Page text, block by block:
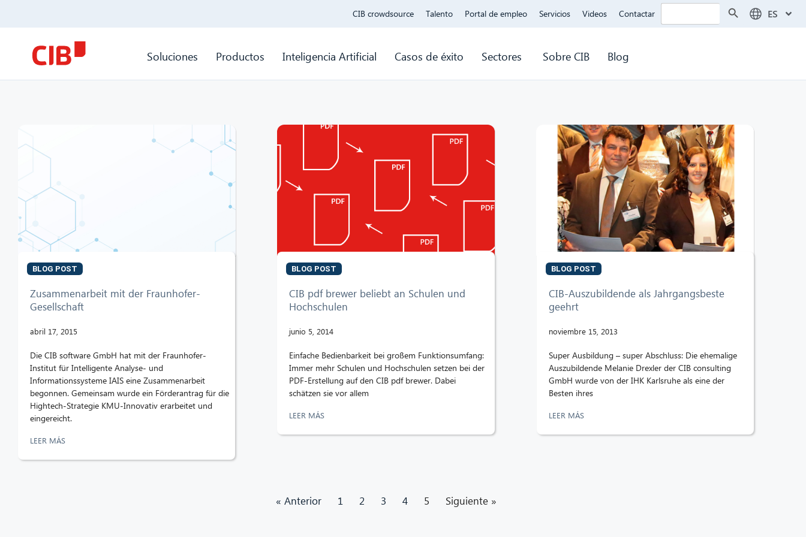
CIB crowdsource Talento Portal de empleo Servicios Videos Contactar Buscar: ES
Soluciones Productos Inteligencia Artificial Casos de éxito Sectores Sobre CIB Blog
BLOG POST
Zusammenarbeit mit der Fraunhofer-
Gesellschaft
abril 17, 2015
Die CIB software GmbH hat mit der Fraunhofer-
Institut für Intelligente Analyse- und
Informationssysteme IAIS eine Zusammenarbeit
begonnen. Gemeinsam wurde ein Förderantrag für die
Hightech-Strategie KMU-Innovativ erarbeitet und
eingereicht.
LEER MÁS
BLOG POST
CIB pdf brewer beliebt an Schulen und
Hochschulen
junio 5, 2014
Einfache Bedienbarkeit bei großem Funktionsumfang:
Immer mehr Schulen und Hochschulen setzen bei der
PDF-Erstellung auf den CIB pdf brewer. Dabei
schätzen sie vor allem
LEER MÁS
BLOG POST
CIB-Auszubildende als Jahrgangsbeste
geehrt
noviembre 15, 2013
Super Ausbildung – super Abschluss: Die ehemalige
Auszubildende Melanie Drexler der CIB consulting
GmbH wurde von der IHK Karlsruhe als eine der
Besten ihres
LEER MÁS
« Anterior 1 2 3 4 5 Siguiente »